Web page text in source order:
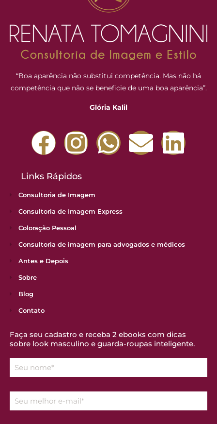
“Boa aparência não substitui competência. Mas não há
competência que não se beneficie de uma boa aparência”.
Glória Kalil
Links Rápidos
Consultoria de Imagem
Consultoria de Imagem Express
Coloração Pessoal
Consultoria de imagem para advogados e médicos
Antes e Depois
Sobre
Blog
Contato
Faça seu cadastro e receba 2 ebooks com dicas
sobre look masculino e guarda-roupas inteligente.